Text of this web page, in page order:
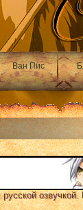
Ван Пис
озвучкой.